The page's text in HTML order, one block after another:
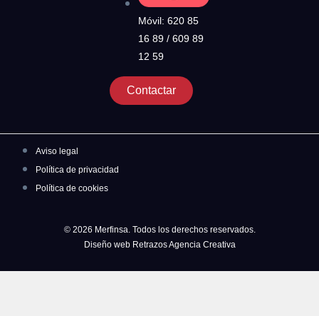
Móvil: 620 85
16 89 / 609 89
12 59
Contactar
Aviso legal
Política de privacidad
Política de cookies
© 2026 Merfinsa. Todos los derechos reservados.
Diseño web Retrazos Agencia Creativa